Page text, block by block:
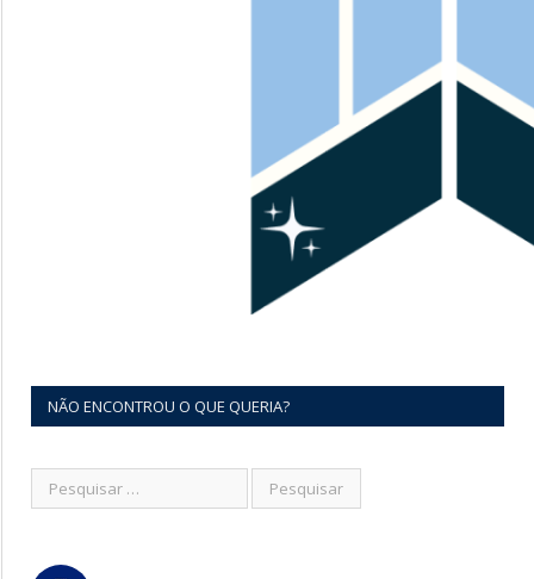
NÃO ENCONTROU O QUE QUERIA?